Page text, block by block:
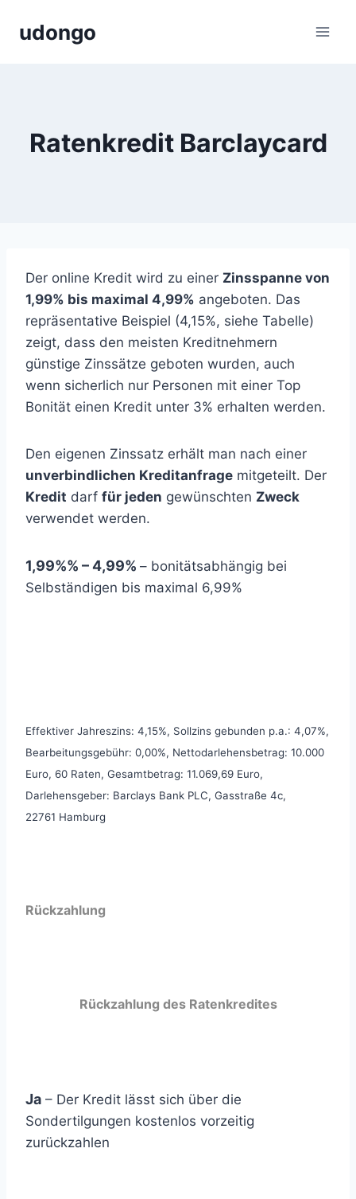
Inhaltudongo
Ratenkredit Barclaycard
Der online Kredit wird zu einer Zinsspanne von
1,99% bis maximal 4,99% angeboten. Das
repräsentative Beispiel (4,15%, siehe Tabelle)
zeigt, dass den meisten Kreditnehmern
günstige Zinssätze geboten wurden, auch
wenn sicherlich nur Personen mit einer Top
Bonität einen Kredit unter 3% erhalten werden.
Den eigenen Zinssatz erhält man nach einer
unverbindlichen Kreditanfrage mitgeteilt. Der
Kredit darf für jeden gewünschten Zweck
verwendet werden.
1,99%% – 4,99% – bonitätsabhängig bei
Selbständigen bis maximal 6,99%
Effektiver Jahreszins: 4,15%, Sollzins gebunden p.a.: 4,07%,
Bearbeitungsgebühr: 0,00%, Nettodarlehensbetrag: 10.000
Euro, 60 Raten, Gesamtbetrag: 11.069,69 Euro,
Darlehensgeber: Barclays Bank PLC, Gasstraße 4c,
22761 Hamburg
Rückzahlung
Rückzahlung des Ratenkredites
Ja – Der Kredit lässt sich über die
Sondertilgungen kostenlos vorzeitig
zurückzahlen